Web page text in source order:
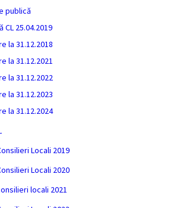
publică
CL 25.04.2019
la 31.12.2018
la 31.12.2021
la 31.12.2022
la 31.12.2023
la 31.12.2024
Locali 2019
Locali 2020
locali 2021